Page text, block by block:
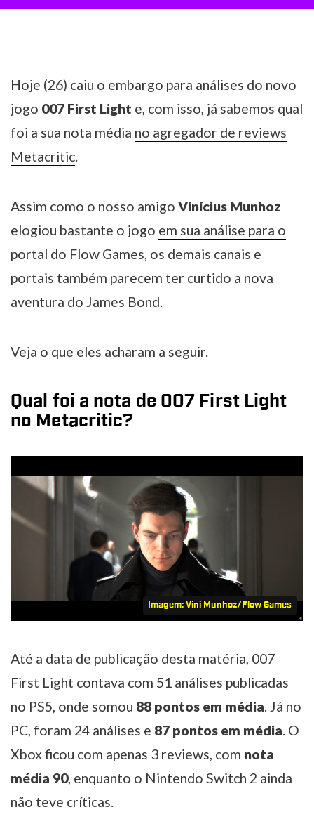
Hoje (26) caiu o embargo para análises do novo
jogo 007 First Light e, com isso, já sabemos qual
foi a sua nota média no agregador de reviews
Metacritic
Assim como o nosso amigo Vinícius Munhoz
elogiou bastante o jogo em sua análise para o
portal do Flow Games, os demais canais e
portais também parecem ter curtido a nova
aventura do James Bond.
Veja o que eles acharam a seguir.
Qual foi a nota de 007 First Light
no Metacritic?
Imagem: Vini Munhoz/Flow Games
Até a data de publicação desta matéria, 007
First Light contava com 51 análises publicadas
no PS5, onde somou 88 pontos em média. Já no
PC, foram 24 análises e 87 pontos em média. O
Xbox ficou com apenas 3 reviews, com nota
média 90, enquanto o Nintendo Switch 2 ainda
não teve críticas.